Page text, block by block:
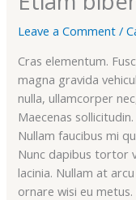
Leave a Comment /
Cras elementum.
magna gravida
nulla, ullamcorper
Maecenas
Nullam faucibus mi
Nunc dapibus tortor
lacinia. Nullam at
ornare wisi eu